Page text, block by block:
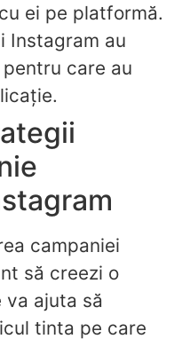
ei pe platformă.
Instagram au
care au
campaniei
să creezi o
ajuta să
tinta pe care